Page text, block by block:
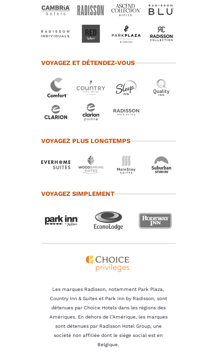
VOYAGEZ ET DÉTENDEZ-VOUS
VOYAGEZ PLUS LONGTEMPS
VOYAGEZ SIMPLEMENT
Les marques Radisson, notamment Park Plaza,
Country Inn & Suites et Park Inn by Radisson, sont
détenues par Choice Hotels dans les régions des
Amériques. En dehors de l’Amérique, les marques
sont détenues par Radisson Hotel Group, une
société non affiliée dont le siège social est en
Belgique.